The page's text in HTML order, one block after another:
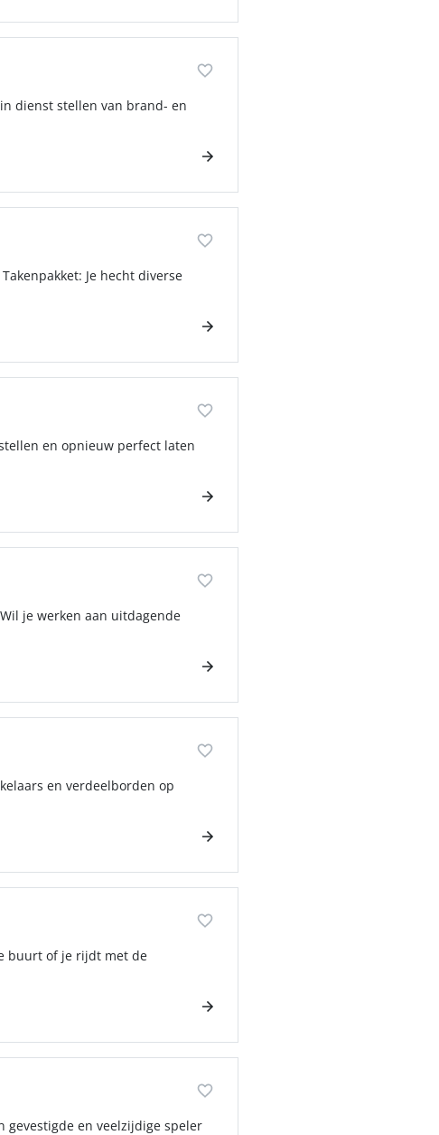
dienst stellen van brand- en
Je hecht diverse
en opnieuw perfect laten
je werken aan uitdagende
en verdeelborden op
buurt of je rijdt met de
en veelzijdige speler